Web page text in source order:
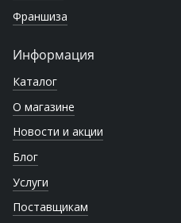
Франшиза
Информация
Каталог
О магазине
Новости и акции
Блог
Услуги
Поставщикам